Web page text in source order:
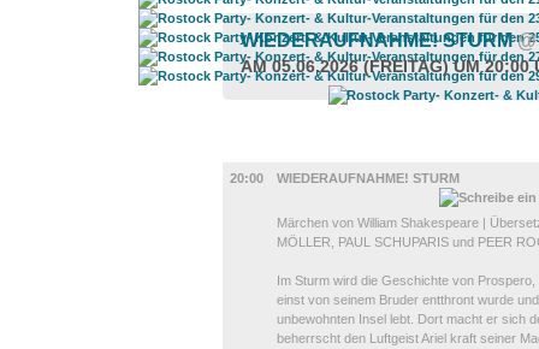
WIEDERAUFNAHME! STURM
AM 05.06.2026 (FREITAG) UM 20:00
20:00
WIEDERAUFNAHME! STURM
Märchen von William Shakespeare |
MÖLLER, PAUL SCHUPARIS und PEER
Im Sturm wird die Geschichte von
einst von seinem Bruder entthront wurde
unbewohnten Insel lebt. Dort macht er sich
beherrscht den Luftgeist Ariel kraft seiner